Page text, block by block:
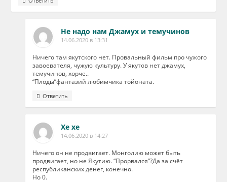
Не надо нам Джамух и темучинов
14.06.2020 в 13:31
Ничего там якутского нет. Провальный фильм про чужого
завоевателя, чужую культуру. У якутов нет джамух,
темучинов, хорче..
“Плоды”фантазий любимчика тойоната.
Ответить
Хе хе
14.06.2020 в 14:27
Ничего он не продвигает. Монголию может быть
продвигает, но не Якутию. “Прорвался”?Да за счёт
республиканских денег, конечно.
Но 0.